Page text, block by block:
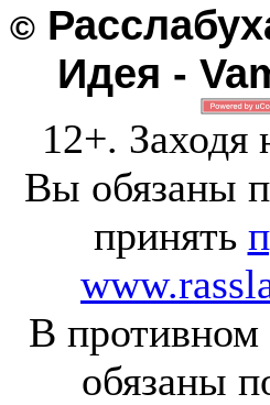
©
Идея -
12+. Заходя
Вы обязаны
принять
В
обязаны